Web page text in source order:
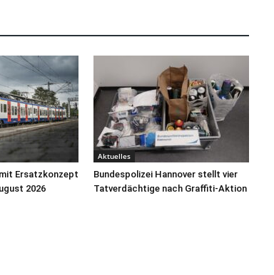
Ersatzkonzept
2026
Aktuelles
Bundespolizei Hannover stellt vier
Tatverdächtige nach Graffiti-Aktion